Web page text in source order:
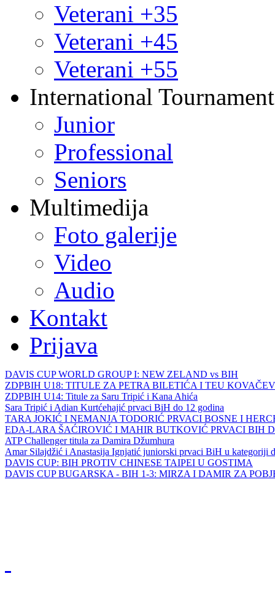
Veterani +35
Veterani +45
Veterani +55
International
Junior
Professional
Seniors
Multimedija
Foto galerije
Video
Audio
Kontakt
Prijava
DAVIS CUP WORLD GROUP I: NEW ZELAND vs BIH
ZDPBIH U18: TITULE ZA PETRA BILETIĆA I TEU
ZDPBIH U14: Titule za Saru Tripić i Kana Ahića
Sara Tripić i Adian Kurtćehajić prvaci BiH do 12 godina
TARA JOKIĆ I NEMANJA TODORIĆ PRVACI BOSNE I
EDA-LARA ŠAĆIROVIĆ I MAHIR BUTKOVIĆ PRVACI BIH
ATP Challenger titula za Damira Džumhura
Amar Silajdžić i Anastasija Ignjatić juniorski prvaci BiH u kategoriji
DAVIS CUP: BIH PROTIV CHINESE TAIPEI U GOSTIMA
DAVIS CUP BUGARSKA - BIH 1-3: MIRZA I DAMIR ZA